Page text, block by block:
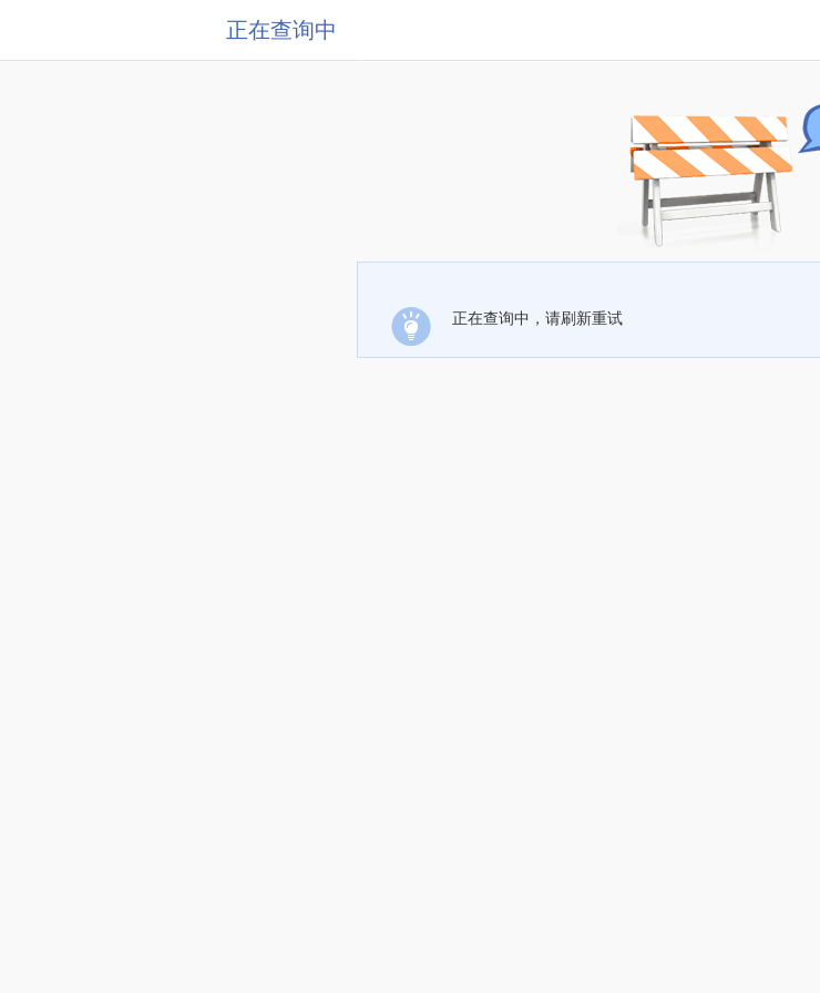
正在查询中
正在查询中，请刷新重试